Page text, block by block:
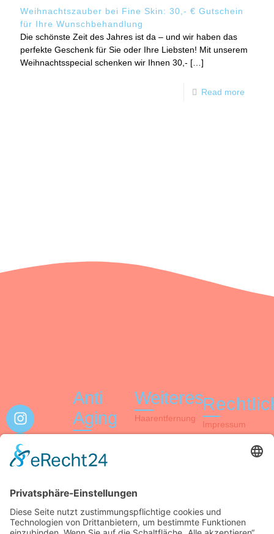
Weihnachtszauber bei Fine Skin: 30,- € Gutschein
für Ihre Wunschbehandlung
Die schönste Zeit des Jahres ist da – und wir haben das
perfekte Geschenk für Sie oder Ihre Liebsten! Mit unserem
Weihnachtsspecial schenken wir Ihnen 30,- […]
Read more
Anti
Aging
Micro Needling
Gesichtsbehandlung
Elektro
Mesotherapie
Weiteres
Haarentfernung
Tesla V-Skin
Impressum